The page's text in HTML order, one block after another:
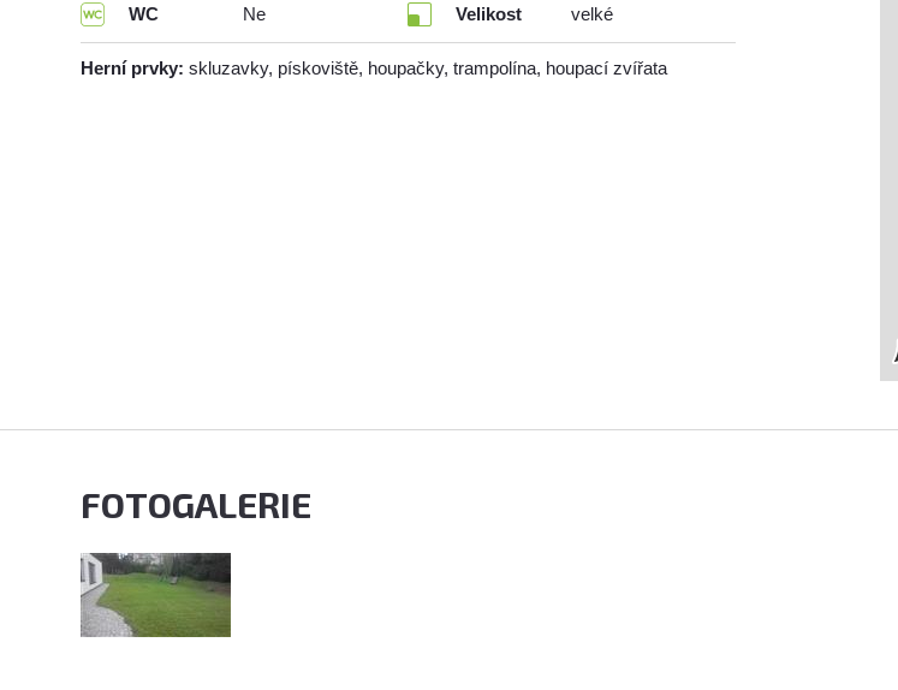
WC
Ne
Velikost
velké
Herní prvky: skluzavky, pískoviště, houpačky, trampolína, houpací zvířata
FOTOGALERIE